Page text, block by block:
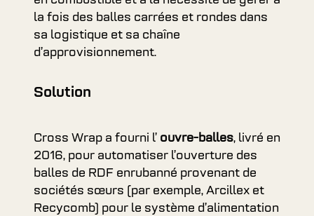
la fois des balles carrées et rondes dans
sa logistique et sa chaîne
d’approvisionnement.
Solution
Cross Wrap a fourni l’ ouvre-balles, livré en
2016, pour automatiser l’ouverture des
balles de RDF enrubanné provenant de
sociétés sœurs (par exemple, Arcillex et
Recycomb) pour le système d’alimentation